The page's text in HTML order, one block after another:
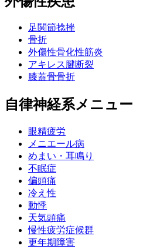
足関節捻挫
骨折
外傷性骨化性筋炎
アキレス腱断裂
膝蓋骨骨折
自律神経系メニュー
眼精疲労
メニエール病
めまい・耳鳴り
不眠症
偏頭痛
冷え性
動悸
天気頭痛
慢性疲労症候群
更年期障害